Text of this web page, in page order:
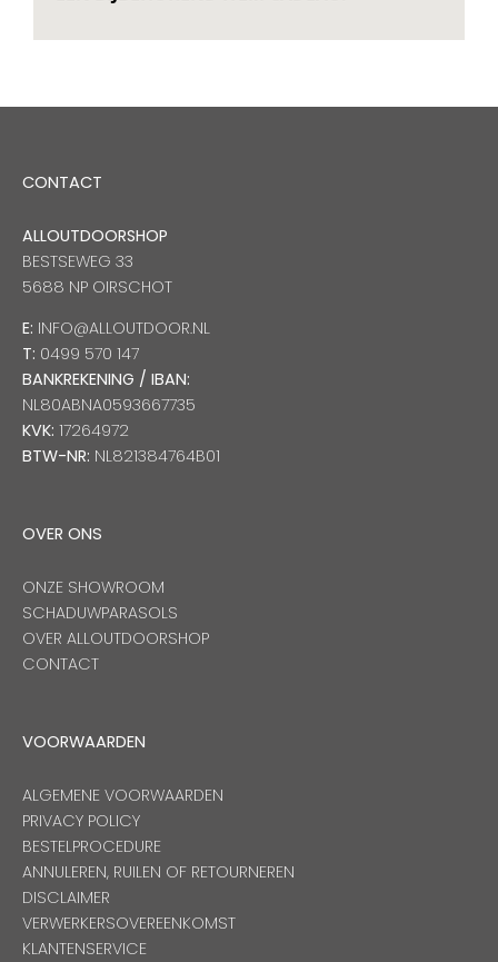
CONTACT
ALLOUTDOORSHOP
BESTSEWEG 33
5688 NP OIRSCHOT
E: INFO@ALLOUTDOOR.NL
T: 0499 570 147
BANKREKENING / IBAN:
NL80ABNA0593667735
KVK: 17264972
BTW-NR: NL821384764B01
OVER ONS
ONZE SHOWROOM
SCHADUWPARASOLS
OVER ALLOUTDOORSHOP
CONTACT
VOORWAARDEN
ALGEMENE VOORWAARDEN
PRIVACY POLICY
BESTELPROCEDURE
ANNULEREN, RUILEN OF RETOURNEREN
DISCLAIMER
VERWERKERSOVEREENKOMST
KLANTENSERVICE